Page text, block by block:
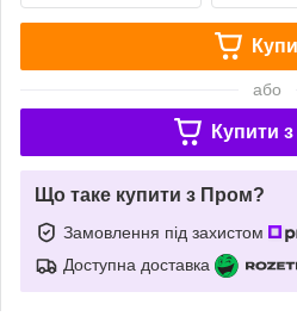
або
Купити з
Що таке купити з Пром?
Замовлення під захистом
Доступна доставка